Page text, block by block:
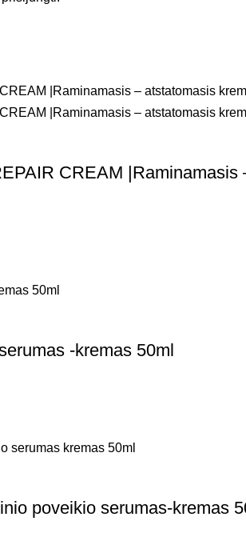
CREAM
-kremas 50ml
poveikio serumas-kremas